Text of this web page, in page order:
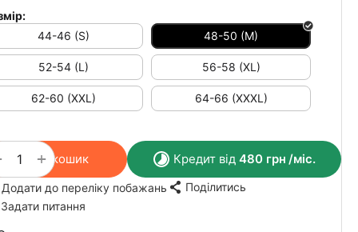
44-46 (S)
48-50 (M)
52-54 (L) 56-58 (XL)
62-60 (XXL) 64-66 (XXXL)
+У кошик Кредит від 480грн /міс.
Додати до переліку побажань
Поділитись
Задати питання